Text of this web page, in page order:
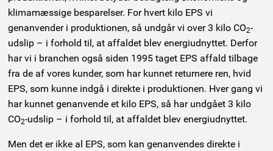
klimamæssige besparelser. For hvert kilo EPS vi
genanvender i produktionen, så undgår vi over 3 kilo CO2-
udslip – i forhold til, at affaldet blev energiudnyttet. Derfor
har vi i branchen også siden 1995 taget EPS affald tilbage
fra de af vores kunder, som har kunnet returnere ren, hvid
EPS, som kunne indgå i direkte i produktionen. Hver gang vi
har kunnet genanvende et kilo EPS, så har undgået 3 kilo
CO2-udslip – i forhold til, at affaldet blev energiudnyttet.
Men det er ikke al EPS, som kan genanvendes direkte i